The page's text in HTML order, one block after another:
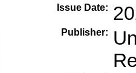
Issue Date:
Publisher: